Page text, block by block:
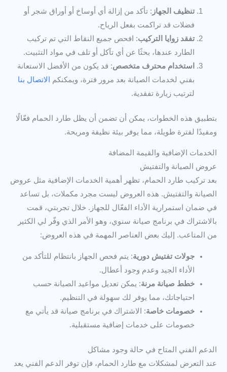
تنظيف الجهاز : تأكد من إزالة أي أوساخ أو أوراق شجر أو
فضلات قد تراكمت بفعل الرياح.
تفقد زوايا التركيب: افحص جميع النقاط التي تم تركيب
الطارد عندها، بحثًا عن أي تآكل أو تلف في مواد التثبيت.
استخدام محترف متخصص: قد يكون من الأفضل الاستعانة
بفني لخدمات الصيانة بعد مرور فترة، ويمكنكم
الاتصال بنا
لترتيب زيارة تفقدية.
بتطبيق هذه الخطوات، يمكن أن تضمن أن يظل طارد الحمام فعّالًا
ومفيدًا لفترة طويلة، مما يوفر بيئة نظيفة ومريحة.
الخدمات الإضافية والقيمة المضافة
عروض الصيانة والتفتيش
بعد تركيب طارد الحمام، تظهر أهمية الخدمات الإضافية مثل عروض
الصيانة والتفتيش. هذه العروض ليست مجرد مكملات، بل تساعد
في ضمان استمرارية الأداء الفعّال للجهاز. خلال تجربتي، قمت
بالاشتراك في برنامج صيانة سنوي، وهو الأمر الذي وفّر لي الكثير
من المتاعب. إليك بعض العناصر المهمة في هذه العروض:
جولات تفتيش دورية: يتم فحص الجهاز بانتظام للتأكد من
الأداء الجيد وعدم وجود أعطال.
خطط صيانة مرنة: يمكن تعديل مواعيد الصيانة حسب
احتياجاتك، مما يوفر لك سهولة في التنظيم.
خصومات خاصة: الاشتراك في برنامج صيانة قد يأتي مع
خصومات على خدمات إضافية مستقبلية.
الدعم الفني المتاح في حالة وجود مشاكل
عند التعرض لمشكلات مع طارد الحمام، فإن توفر الدعم الفني يعد